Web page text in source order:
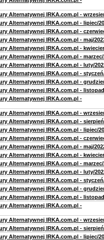
Alternatywnej IRKA.com.pl -
Alternatywnej IRKA.com.pl - lipiec/
Alternatywnej IRKA.com.pl -
Alternatywnej IRKA.com.pl - maj/
Alternatywnej IRKA.com.pl -
Alternatywnej IRKA.com.pl - marzec/
Alternatywnej IRKA.com.pl - luty/
Alternatywnej IRKA.com.pl -
Alternatywnej IRKA.com.pl -
Alternatywnej IRKA.com.pl -
Alternatywnej IRKA.com.pl -
Alternatywnej IRKA.com.pl -
Alternatywnej IRKA.com.pl -
Alternatywnej IRKA.com.pl - lipiec/
Alternatywnej IRKA.com.pl -
Alternatywnej IRKA.com.pl - maj/
Alternatywnej IRKA.com.pl -
Alternatywnej IRKA.com.pl - marzec/
Alternatywnej IRKA.com.pl - luty/
Alternatywnej IRKA.com.pl -
Alternatywnej IRKA.com.pl -
Alternatywnej IRKA.com.pl -
Alternatywnej IRKA.com.pl -
Alternatywnej IRKA.com.pl -
Alternatywnej IRKA.com.pl -
Alternatywnej IRKA.com.pl - lipiec/